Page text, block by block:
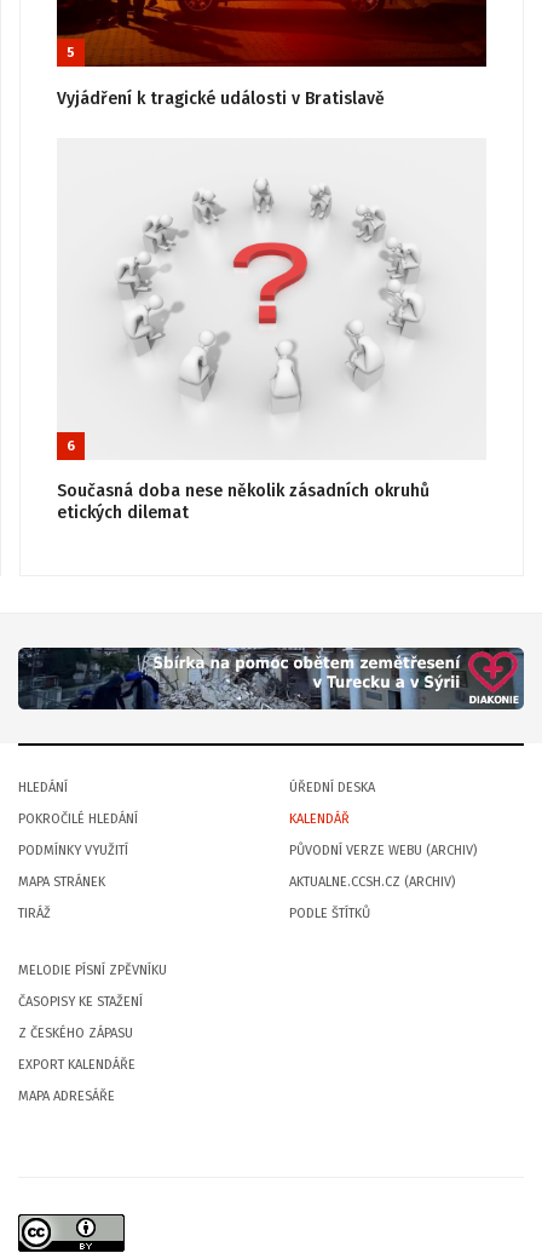
5
Vyjádření k tragické události v Bratislavě
6
Současná doba nese několik zásadních okruhů
etických dilemat
HLEDÁNÍ
POKROČILÉ HLEDÁNÍ
PODMÍNKY VYUŽITÍ
MAPA STRÁNEK
TIRÁŽ
ÚŘEDNÍ DESKA
KALENDÁŘ
PŮVODNÍ VERZE WEBU (ARCHIV)
AKTUALNE.CCSH.CZ (ARCHIV)
PODLE ŠTÍTKŮ
MELODIE PÍSNÍ ZPĚVNÍKU
ČASOPISY KE STAŽENÍ
Z ČESKÉHO ZÁPASU
EXPORT KALENDÁŘE
MAPA ADRESÁŘE